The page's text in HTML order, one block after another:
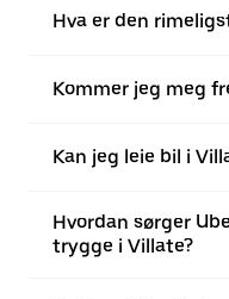
Hva er den
Kommer jeg meg
Kan jeg leie bil i
Hvordan sørger
trygge i Villate?